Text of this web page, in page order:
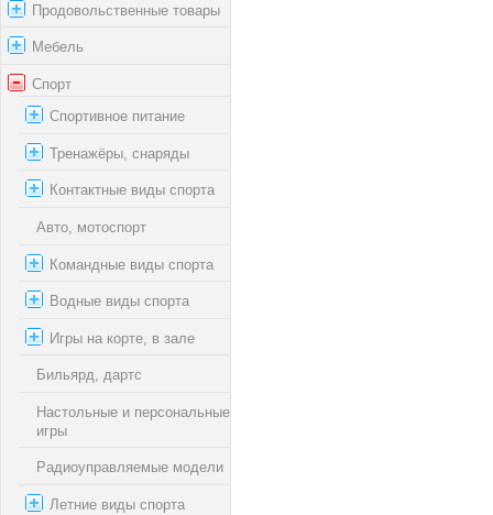
Продовольственные товары
Мебель
Спорт
Спортивное питание
Тренажёры, снаряды
Контактные виды спорта
Авто, мотоспорт
Командные виды спорта
Водные виды спорта
Игры на корте, в зале
Бильярд, дартс
Настольные и персональные
игры
Радиоуправляемые модели
Летние виды спорта